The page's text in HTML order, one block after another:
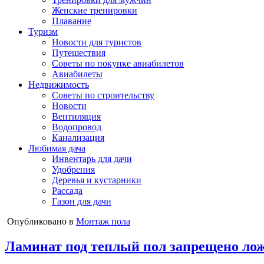
Женские тренировки
Плавание
Туризм
Новости для туристов
Путешествия
Советы по покупке авиабилетов
Авиабилеты
Недвижимость
Советы по строительству
Новости
Вентиляция
Водопровод
Канализация
Любимая дача
Инвентарь для дачи
Удобрения
Деревья и кустарники
Рассада
Газон для дачи
Опубликовано в Монтаж пола
Ламинат под теплый пол запрещено